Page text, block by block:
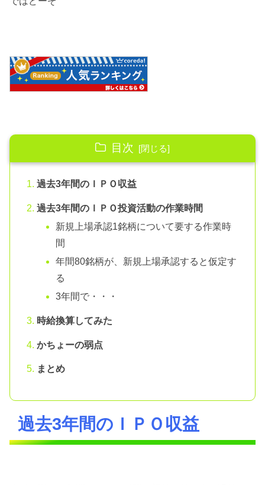
目次
過去3年間のＩＰＯ収益
過去3年間のＩＰＯ投資活動の作業時間
新規上場承認1銘柄について要する作業時
間
年間80銘柄が、新規上場承認すると仮定す
る
3年間で・・・
時給換算してみた
かちょーの弱点
まとめ
過去3年間のＩＰＯ収益